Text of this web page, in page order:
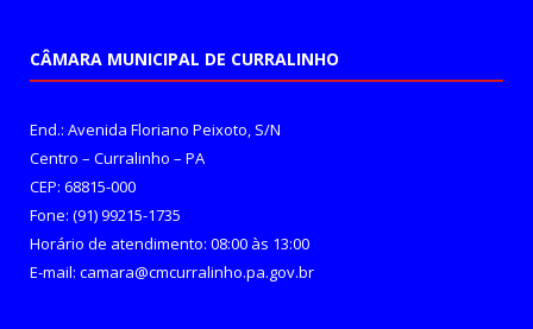
CÂMARA MUNICIPAL DE CURRALINHO
End.: Avenida Floriano Peixoto, S/N
Centro – Curralinho – PA
CEP: 68815-000
Fone: (91) 99215-1735
Horário de atendimento: 08:00 às 13:00
E-mail: camara@cmcurralinho.pa.gov.br